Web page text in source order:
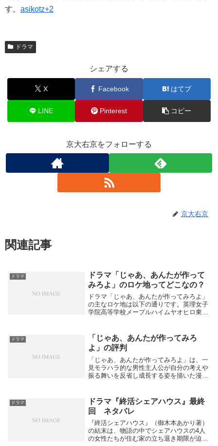
す。 asikotz+2
ドラマ
シェアする
X Facebook はてブ
LINE Pinterest コピー
京大右京をフォローする
京大右京
関連記事
ドラマ
ドラマ「じゃあ、あんたが作って
みろよ」のロケ地ってどこなの？
ドラマ「じゃあ、あんたが作ってみろよ」
の主なロケ地は以下の通りです。英理女子
学院高等学校メープルハイムヤオヒロ東店
CENTRAL（東京都千代田区紀...
ドラマ
「じゃあ、あんたが作ってみろ
よ」の評判
「じゃあ、あんたが作ってみろよ」は、一
見モラハラ的な男性主人公が自分の考えや
振る舞いを反省し成長する姿を描いた漫画
反応最初は反発される主人公主人公勝男は
古...
ドラマ
ドラマ『終活シェアハウス』最終
回 ネタバレ
『終活シェアハウス』（御木本あかり著）
の結末は、物語の中でシェアハウスの4人
の女性たちが住む家の立ち退き期限が迫る